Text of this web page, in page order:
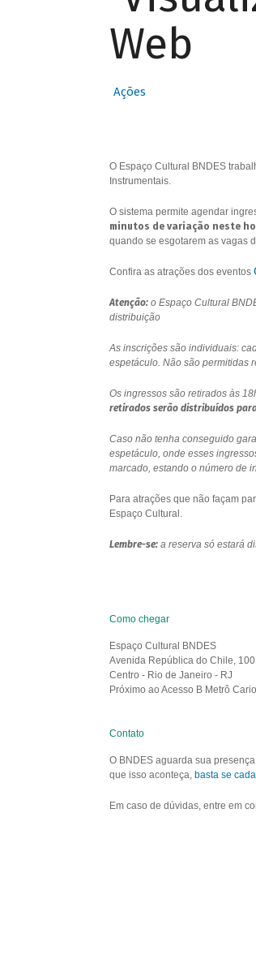
Web
Ações
O Espaço Cultural BNDES
Instrumentais.
O sistema permite agendar
minutos de variação neste
quando se esgotarem as vagas
Confira as atrações dos eventos
Atenção:o Espaço Cultural
distribuição
As inscrições são individuais:
espetáculo. Não são permitidas
Os ingressos são retirados às
retirados serão distribuídos
Caso não tenha conseguido
espetáculo, onde esses
marcado, estando o número de
Para atrações que não façam
Espaço Cultural.
Lembre-se:a reserva só estará
Como chegar
Espaço Cultural BNDES
Avenida República do Chile, 100
Centro - Rio de Janeiro - RJ
Próximo ao Acesso B Metrô
Contato
O BNDES aguarda sua
que isso aconteça, basta se
Em caso de dúvidas, entre em